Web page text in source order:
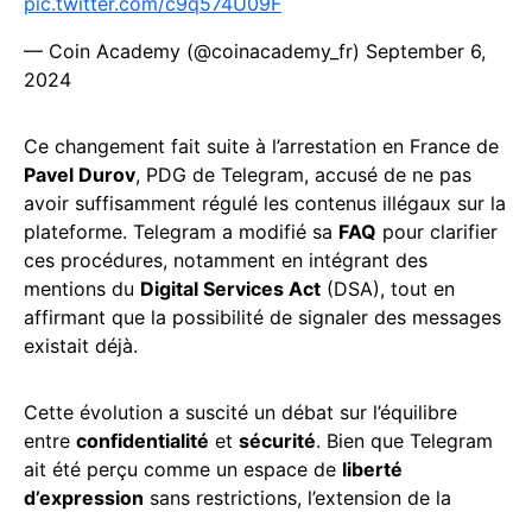
— Coin Academy (@coinacademy_fr) September 6,
2024
Ce changement fait suite à l’arrestation en France de
Pavel Durov, PDG de Telegram, accusé de ne pas
avoir suffisamment régulé les contenus illégaux sur la
plateforme. Telegram a modifié sa FAQ pour clarifier
ces procédures, notamment en intégrant des
mentions du Digital Services Act (DSA), tout en
affirmant que la possibilité de signaler des messages
existait déjà.
Cette évolution a suscité un débat sur l’équilibre
entre confidentialité et sécurité. Bien que Telegram
ait été perçu comme un espace de liberté
d’expression sans restrictions, l’extension de la